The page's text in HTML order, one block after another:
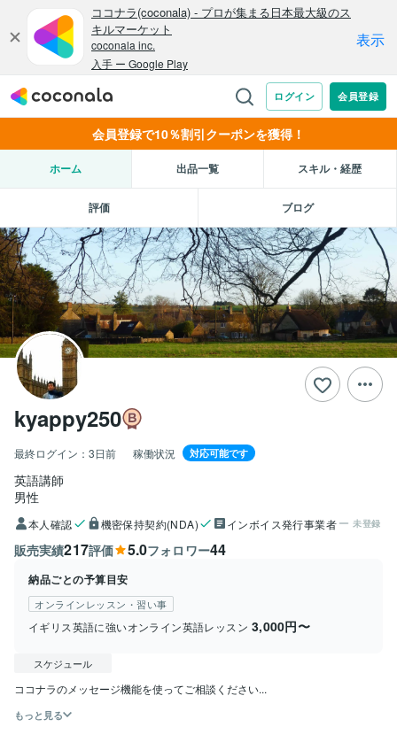
会員登録で10％割引クーポンを獲得！
ホーム 出品一覧 スキル・経歴
評価 ブログ
kyappy250
最終ログイン： 3日前 稼働状況 対応可能です
英語講師
男性
本人確認 機密保持契約(NDA) インボイス発行事業者 未登録
販売実績217評価 5.0フォロワー44
納品ごとの予算目安
オンラインレッスン・習い事
イギリス英語に強いオンライン英語レッスン 3,000円〜
スケジュール
ココナラのメッセージ機能を使ってご相談ください...
もっと見る